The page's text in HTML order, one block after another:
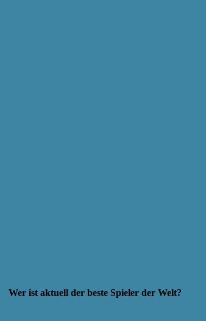
Wer ist aktuell der beste Spieler der Welt?